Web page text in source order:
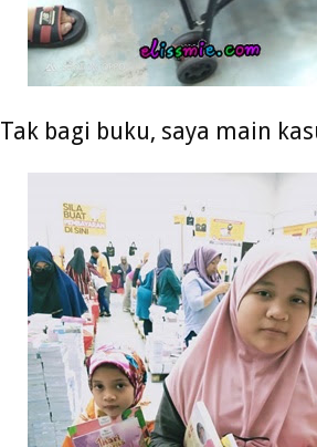
Tak bagi buku, saya main